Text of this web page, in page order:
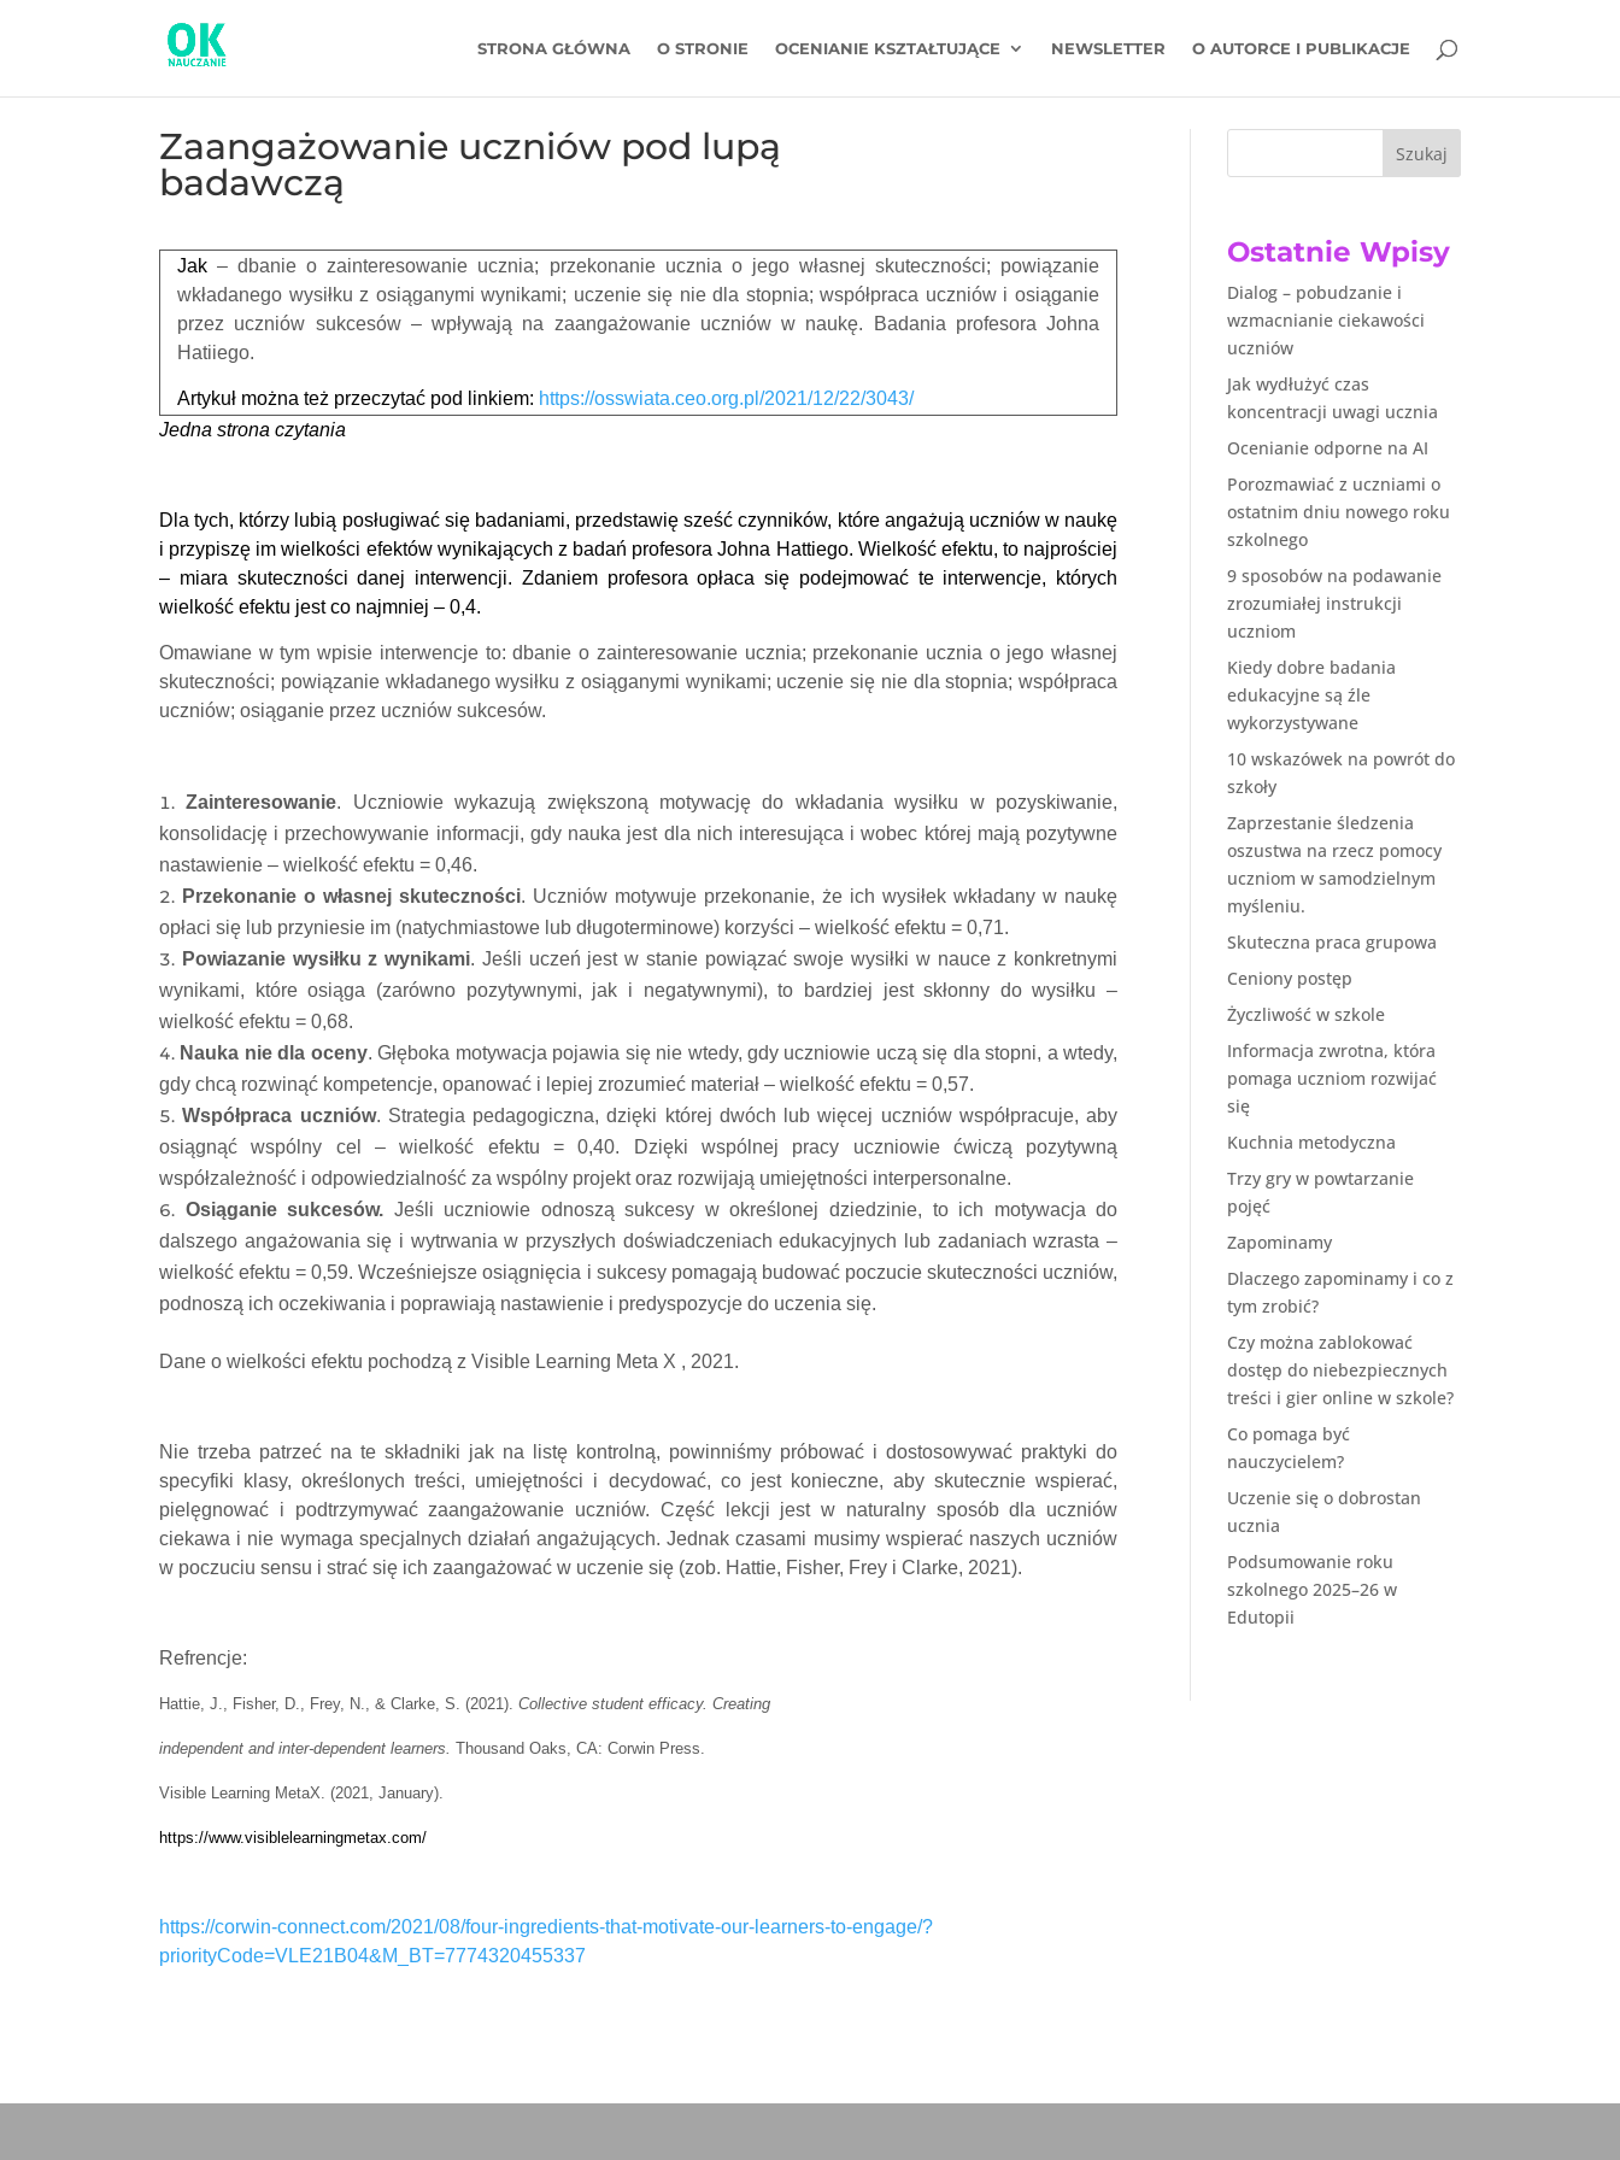
STRONA GŁÓWNA O STRONIE OCENIANIE KSZTAŁTUJĄCE NEWSLETTER O AUTORCE I PUBLIKACJE
Zaangażowanie uczniów pod lupą
badawczą
Jak– dbanie o zainteresowanie ucznia; przekonanie ucznia o jego własnej skuteczności; powiązanie
wkładanego wysiłku z osiąganymi wynikami; uczenie się nie dla stopnia; współpraca uczniów i osiąganie
przez uczniów sukcesów – wpływają na zaangażowanie uczniów w naukę. Badania profesora Johna
Hatiiego.
Artykuł można też przeczytać pod linkiem: https://osswiata.ceo.org.pl/2021/12/22/3043/
Jedna strona czytania
Dla tych, którzy lubią posługiwać się badaniami, przedstawię sześć czynników, które angażują uczniów w naukę
i przypiszę im wielkości efektów wynikających z badań profesora Johna Hattiego. Wielkość efektu, to najprościej
– miara skuteczności danej interwencji. Zdaniem profesora opłaca się podejmować te interwencje, których
wielkość efektu jest co najmniej – 0,4.
Omawiane w tym wpisie interwencje to: dbanie o zainteresowanie ucznia; przekonanie ucznia o jego własnej
skuteczności; powiązanie wkładanego wysiłku z osiąganymi wynikami; uczenie się nie dla stopnia; współpraca
uczniów; osiąganie przez uczniów sukcesów.
Zainteresowanie. Uczniowie wykazują zwiększoną motywację do wkładania wysiłku w pozyskiwanie,
konsolidację i przechowywanie informacji, gdy nauka jest dla nich interesująca i wobec której mają pozytywne
nastawienie – wielkość efektu = 0,46.
Przekonanie o własnej skuteczności. Uczniów motywuje przekonanie, że ich wysiłek wkładany w naukę
opłaci się lub przyniesie im (natychmiastowe lub długoterminowe) korzyści – wielkość efektu = 0,71.
Powiazanie wysiłku z wynikami. Jeśli uczeń jest w stanie powiązać swoje wysiłki w nauce z konkretnymi
wynikami, które osiąga (zarówno pozytywnymi, jak i negatywnymi), to bardziej jest skłonny do wysiłku –
wielkość efektu = 0,68.
Nauka nie dla oceny. Głęboka motywacja pojawia się nie wtedy, gdy uczniowie uczą się dla stopni, a wtedy,
gdy chcą rozwinąć kompetencje, opanować i lepiej zrozumieć materiał – wielkość efektu = 0,57.
Współpraca uczniów. Strategia pedagogiczna, dzięki której dwóch lub więcej uczniów współpracuje, aby
osiągnąć wspólny cel – wielkość efektu = 0,40. Dzięki wspólnej pracy uczniowie ćwiczą pozytywną
współzależność i odpowiedzialność za wspólny projekt oraz rozwijają umiejętności interpersonalne.
Osiąganie sukcesów. Jeśli uczniowie odnoszą sukcesy w określonej dziedzinie, to ich motywacja do
dalszego angażowania się i wytrwania w przyszłych doświadczeniach edukacyjnych lub zadaniach wzrasta –
wielkość efektu = 0,59. Wcześniejsze osiągnięcia i sukcesy pomagają budować poczucie skuteczności uczniów,
podnoszą ich oczekiwania i poprawiają nastawienie i predyspozycje do uczenia się.
Dane o wielkości efektu pochodzą z Visible Learning Meta X , 2021.
Nie trzeba patrzeć na te składniki jak na listę kontrolną, powinniśmy próbować i dostosowywać praktyki do
specyfiki klasy, określonych treści, umiejętności i decydować, co jest konieczne, aby skutecznie wspierać,
pielęgnować i podtrzymywać zaangażowanie uczniów. Część lekcji jest w naturalny sposób dla uczniów
ciekawa i nie wymaga specjalnych działań angażujących. Jednak czasami musimy wspierać naszych uczniów
w poczuciu sensu i strać się ich zaangażować w uczenie się (zob. Hattie, Fisher, Frey i Clarke, 2021).
Refrencje:
Hattie, J., Fisher, D., Frey, N., & Clarke, S. (2021). Collective student efficacy. Creating
independent and inter-dependent learners. Thousand Oaks, CA: Corwin Press.
Visible Learning MetaX. (2021, January).
https://www.visiblelearningmetax.com/
https://corwin-connect.com/2021/08/four-ingredients-that-motivate-our-learners-to-engage/?
priorityCode=VLE21B04&M_BT=7774320455337
Szukaj
Ostatnie Wpisy
Dialog – pobudzanie i
wzmacnianie ciekawości
uczniów
Jak wydłużyć czas
koncentracji uwagi ucznia
Ocenianie odporne na AI
Porozmawiać z uczniami o
ostatnim dniu nowego roku
szkolnego
9 sposobów na podawanie
zrozumiałej instrukcji
uczniom
Kiedy dobre badania
edukacyjne są źle
wykorzystywane
10 wskazówek na powrót do
szkoły
Zaprzestanie śledzenia
oszustwa na rzecz pomocy
uczniom w samodzielnym
myśleniu.
Skuteczna praca grupowa
Ceniony postęp
Życzliwość w szkole
Informacja zwrotna, która
pomaga uczniom rozwijać
się
Kuchnia metodyczna
Trzy gry w powtarzanie
pojęć
Zapominamy
Dlaczego zapominamy i co z
tym zrobić?
Czy można zablokować
dostęp do niebezpiecznych
treści i gier online w szkole?
Co pomaga być
nauczycielem?
Uczenie się o dobrostan
ucznia
Podsumowanie roku
szkolnego 2025–26 w
Edutopii